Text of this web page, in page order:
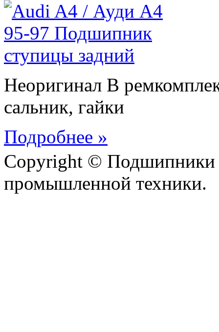
Неоригинал В
сальник, гайки
Подробнее »
Copyright © Подшипники
промышленной техники.